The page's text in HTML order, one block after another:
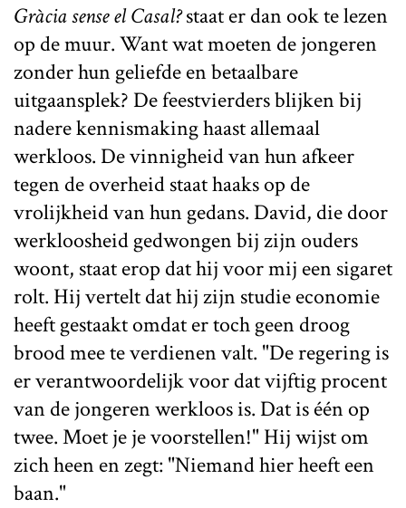
Gràcia sense el Casal?staat er dan ook te lezen
op de muur. Want wat moeten de jongeren
zonder hun geliefde en betaalbare
uitgaansplek? De feestvierders blijken bij
nadere kennismaking haast allemaal
werkloos. De vinnigheid van hun afkeer
tegen de overheid staat haaks op de
vrolijkheid van hun gedans. David, die door
werkloosheid gedwongen bij zijn ouders
woont, staat erop dat hij voor mij een sigaret
rolt. Hij vertelt dat hij zijn studie economie
heeft gestaakt omdat er toch geen droog
brood mee te verdienen valt. "De regering is
er verantwoordelijk voor dat vijftig procent
van de jongeren werkloos is. Dat is één op
twee. Moet je je voorstellen!" Hij wijst om
zich heen en zegt: "Niemand hier heeft een
baan."